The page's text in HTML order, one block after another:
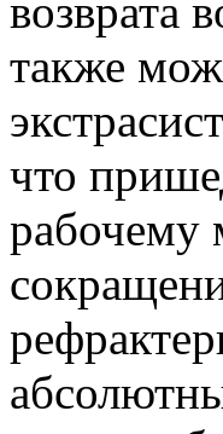
возврата
также
что
рабочему